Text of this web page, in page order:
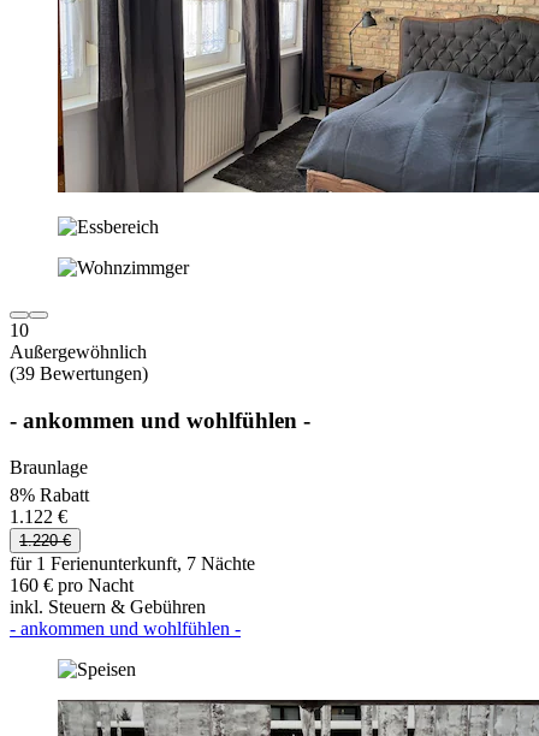
10
Außergewöhnlich
(39 Bewertungen)
- ankommen und wohlfühlen -
Braunlage
8% Rabatt
1.122 €
1.220 €
für 1 Ferienunterkunft, 7 Nächte
160 € pro Nacht
inkl. Steuern & Gebühren
- ankommen und wohlfühlen -